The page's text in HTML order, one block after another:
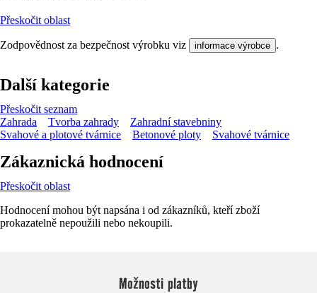
Přeskočit oblast
Zodpovědnost za bezpečnost výrobku viz informace výrobce .
Další kategorie
Přeskočit seznam
Zahrada
Tvorba zahrady
Zahradní stavebniny
Svahové a plotové tvárnice
Betonové ploty Svahové tvárnice
Zákaznická hodnocení
Přeskočit oblast
Hodnocení mohou být napsána i od zákazníků, kteří zboží
prokazatelně nepoužili nebo nekoupili.
Možnosti platby